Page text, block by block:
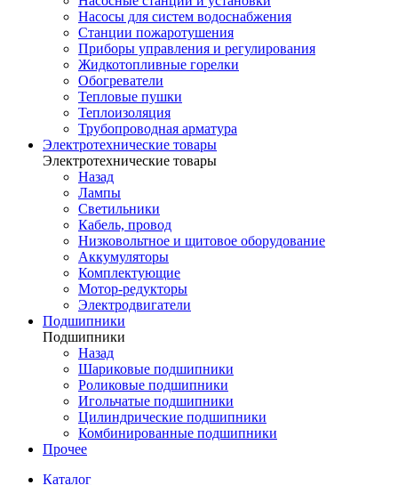
Насосы для систем водоснабжения
Станции пожаротушения
Приборы управления и регулирования
Жидкотопливные горелки
Обогреватели
Тепловые пушки
Теплоизоляция
Трубопроводная арматура
Электротехнические товары
Электротехнические товары
Назад
Лампы
Светильники
Кабель, провод
Низковольтное и щитовое оборудование
Аккумуляторы
Комплектующие
Мотор-редукторы
Электродвигатели
Подшипники
Подшипники
Назад
Шариковые подшипники
Роликовые подшипники
Игольчатые подшипники
Цилиндрические подшипники
Комбинированные подшипники
Прочее
Каталог